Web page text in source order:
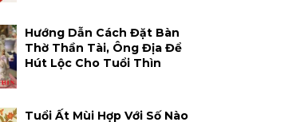
Hướng Dẫn Cách Đặt Bàn
Thờ Thần Tài, Ông Địa Để
Hút Lộc Cho Tuổi Thìn
Tuổi Ất Mùi Hợp Với Số Nào